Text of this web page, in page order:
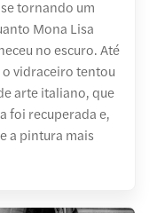
tornando um
Mona Lisa
no escuro. Até
o vidraceiro tentou
arte italiano, que
foi recuperada e,
a pintura mais